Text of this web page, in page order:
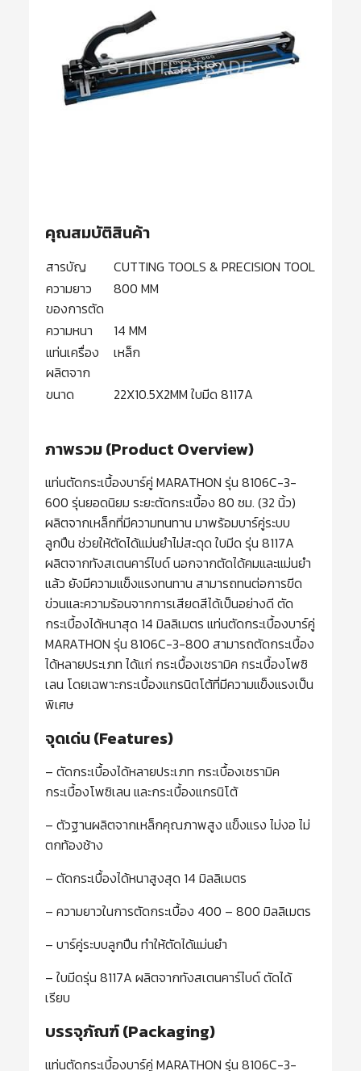
คุณสมบัติสินค้า
สารบัญ
CUTTING TOOLS & PRECISION TOOL
ความยาว
ของการตัด
800 MM
ความหนา
14 MM
แท่นเครื่อง
ผลิตจาก
เหล็ก
ขนาด 22X10.5X2MM ใบมีด 8117A
ภาพรวม (Product Overview)
แท่นตัดกระเบื้องบาร์คู่ MARATHON รุ่น 8106C-3-
600 รุ่นยอดนิยม ระยะตัดกระเบื้อง 80 ซม. (32 นิ้ว)
ผลิตจากเหล็กที่มีความทนทาน มาพร้อมบาร์คู่ระบบ
ลูกปืน ช่วยให้ตัดได้แม่นยำไม่สะดุด ใบมีด รุ่น 8117A
ผลิตจากทังสเตนคาร์ไบด์ นอกจากตัดได้คมและแม่นยำ
แล้ว ยังมีความแข็งแรงทนทาน สามารถทนต่อการขีด
ข่วนและความร้อนจากการเสียดสีได้เป็นอย่างดี ตัด
กระเบื้องได้หนาสุด 14 มิลลิเมตร แท่นตัดกระเบื้องบาร์คู่
MARATHON รุ่น 8106C-3-800 สามารถตัดกระเบื้อง
ได้หลายประเภท ได้แก่ กระเบื้องเซรามิค กระเบื้องโพซิ
เลน โดยเฉพาะกระเบื้องแกรนิตโต้ที่มีความแข็งแรงเป็น
พิเศษ
จุดเด่น (Features)
– ตัดกระเบื้องได้หลายประเภท กระเบื้องเซรามิค
กระเบื้องโพซิเลน และกระเบื้องแกรนิโต้
– ตัวฐานผลิตจากเหล็กคุณภาพสูง แข็งแรง ไม่งอ ไม่
ตกท้องช้าง
– ตัดกระเบื้องได้หนาสูงสุด 14 มิลลิเมตร
– ความยาวในการตัดกระเบื้อง 400 – 800 มิลลิเมตร
– บาร์คู่ระบบลูกปืน ทำให้ตัดได้แม่นยำ
– ใบมีดรุ่น 8117A ผลิตจากทังสเตนคาร์ไบด์ ตัดได้
เรียบ
บรรจุภัณฑ์ (Packaging)
แท่นตัดกระเบื้องบาร์คู่ MARATHON รุ่น 8106C-3-